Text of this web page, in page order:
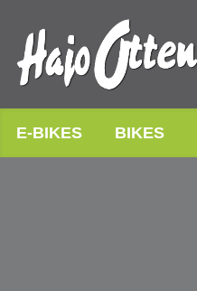
E-BIKES BIKES